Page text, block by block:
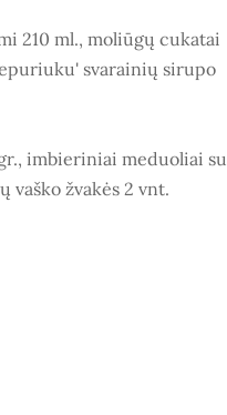
210 ml., moliūgų cukatai
svarainių sirupo
imbieriniai meduoliai su
vaško žvakės 2 vnt.